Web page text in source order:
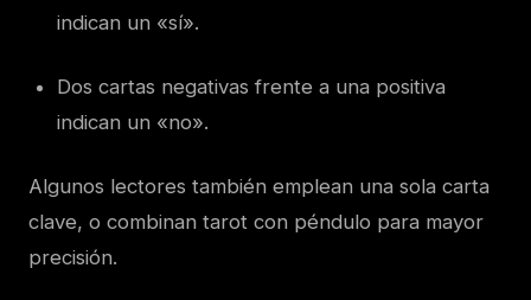
indican un «sí».
Dos cartas negativas frente a una positiva
indican un «no».
Algunos lectores también emplean una sola carta
clave, o combinan tarot con péndulo para mayor
precisión.